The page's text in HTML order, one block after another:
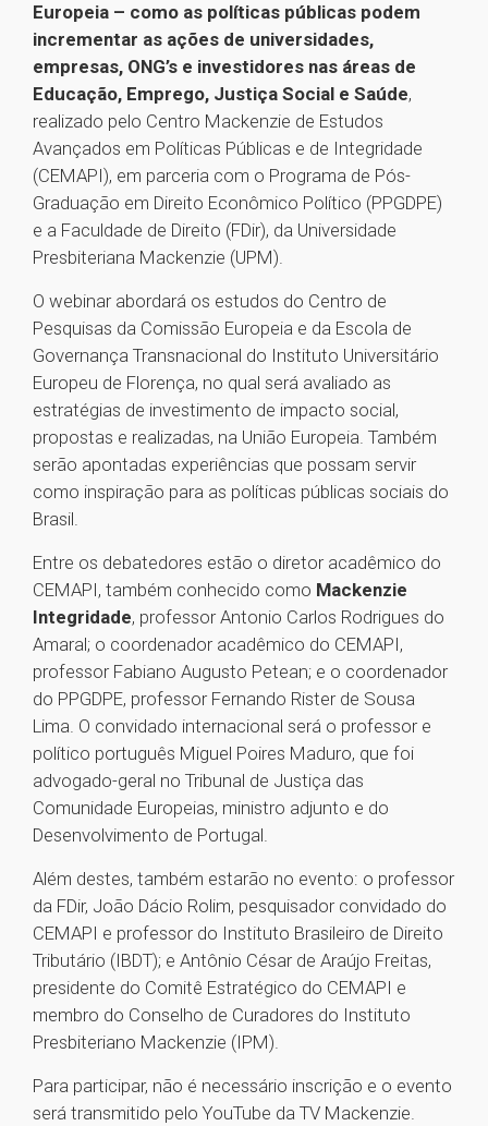
Europeia – como as políticas públicas podem
incrementar as ações de universidades,
empresas, ONG’s e investidores nas áreas de
Educação, Emprego, Justiça Social e Saúde,
realizado pelo Centro Mackenzie de Estudos
Avançados em Políticas Públicas e de Integridade
(CEMAPI), em parceria com o Programa de Pós-
Graduação em Direito Econômico Político (PPGDPE)
e a Faculdade de Direito (FDir), da Universidade
Presbiteriana Mackenzie (UPM).
O webinar abordará os estudos do Centro de
Pesquisas da Comissão Europeia e da Escola de
Governança Transnacional do Instituto Universitário
Europeu de Florença, no qual será avaliado as
estratégias de investimento de impacto social,
propostas e realizadas, na União Europeia. Também
serão apontadas experiências que possam servir
como inspiração para as políticas públicas sociais do
Brasil.
Entre os debatedores estão o diretor acadêmico do
CEMAPI, também conhecido como Mackenzie
Integridade, professor Antonio Carlos Rodrigues do
Amaral; o coordenador acadêmico do CEMAPI,
professor Fabiano Augusto Petean; e o coordenador
do PPGDPE, professor Fernando Rister de Sousa
Lima. O convidado internacional será o professor e
político português Miguel Poires Maduro, que foi
advogado-geral no Tribunal de Justiça das
Comunidade Europeias, ministro adjunto e do
Desenvolvimento de Portugal.
Além destes, também estarão no evento: o professor
da FDir, João Dácio Rolim, pesquisador convidado do
CEMAPI e professor do Instituto Brasileiro de Direito
Tributário (IBDT); e Antônio César de Araújo Freitas,
presidente do Comitê Estratégico do CEMAPI e
membro do Conselho de Curadores do Instituto
Presbiteriano Mackenzie (IPM).
Para participar, não é necessário inscrição e o evento
será transmitido pelo YouTube da TV Mackenzie.